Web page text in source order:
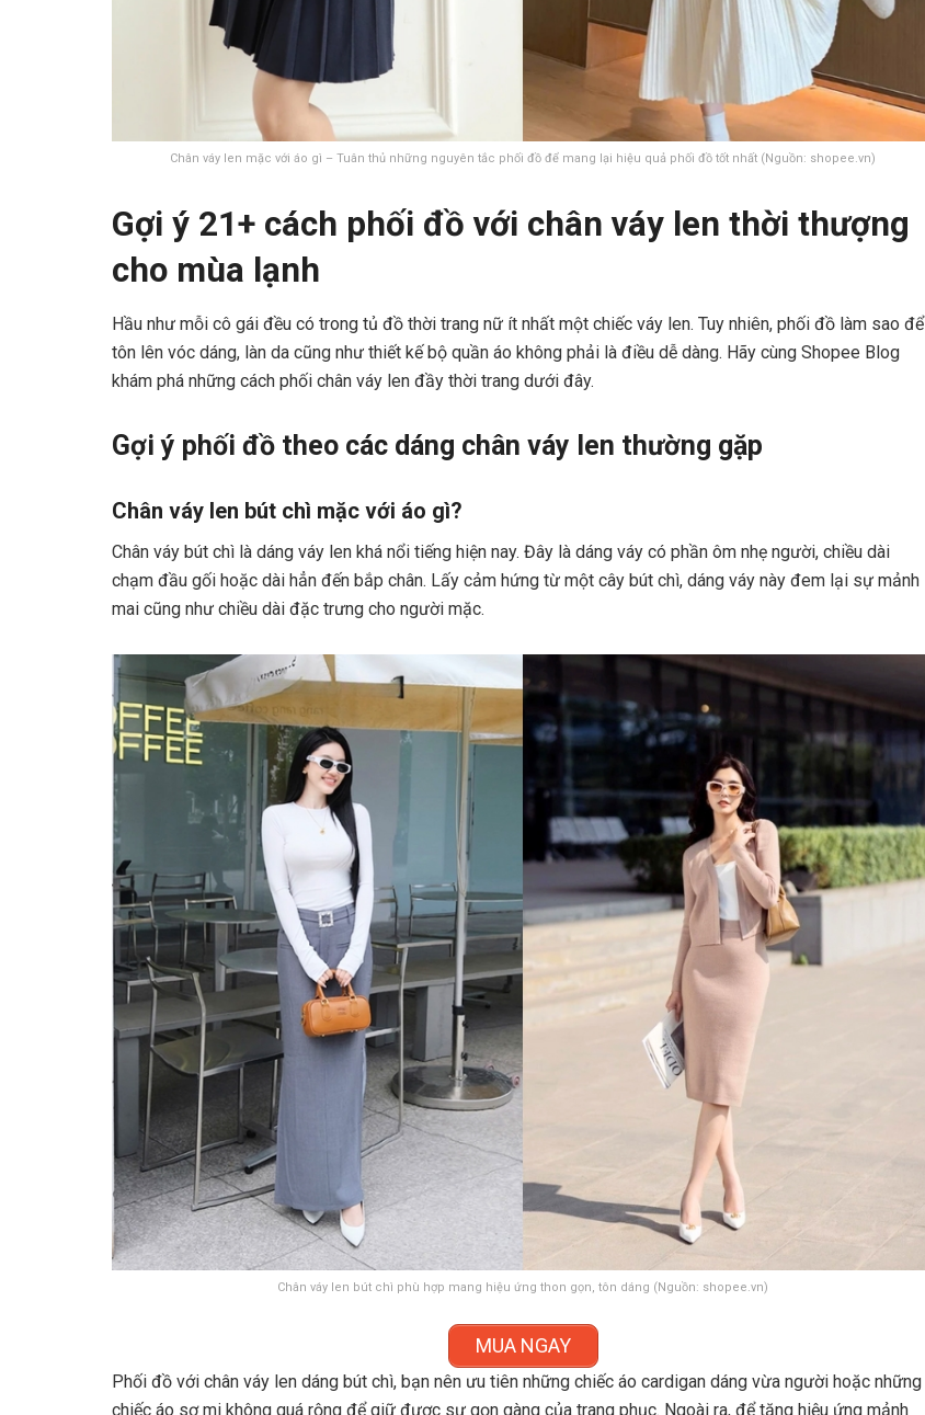
Chân váy len mặc với áo gì – Tuân thủ những nguyên tắc phối đồ để mang lại hiệu quả phối đồ tốt nhất (Nguồn: shopee.vn)
Gợi ý 21+ cách phối đồ với chân váy len thời thượng
cho mùa lạnh
Hầu như mỗi cô gái đều có trong tủ đồ thời trang nữ ít nhất một chiếc váy len. Tuy nhiên, phối đồ làm sao để
tôn lên vóc dáng, làn da cũng như thiết kế bộ quần áo không phải là điều dễ dàng. Hãy cùng Shopee Blog
khám phá những cách phối chân váy len đầy thời trang dưới đây.
Gợi ý phối đồ theo các dáng chân váy len thường gặp
Chân váy len bút chì mặc với áo gì?
Chân váy bút chì là dáng váy len khá nổi tiếng hiện nay. Đây là dáng váy có phần ôm nhẹ người, chiều dài
chạm đầu gối hoặc dài hẳn đến bắp chân. Lấy cảm hứng từ một cây bút chì, dáng váy này đem lại sự mảnh
mai cũng như chiều dài đặc trưng cho người mặc.
Chân váy len bút chì phù hợp mang hiệu ứng thon gọn, tôn dáng (Nguồn: shopee.vn)
MUA NGAY
Phối đồ với chân váy len dáng bút chì, bạn nên ưu tiên những chiếc áo cardigan dáng vừa người hoặc những
chiếc áo sơ mi không quá rộng để giữ được sự gọn gàng của trang phục. Ngoài ra, để tăng hiệu ứng mảnh